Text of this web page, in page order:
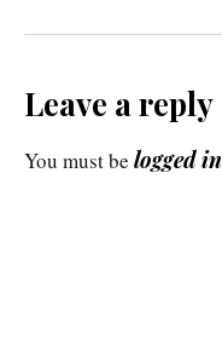
Leave a reply
You must be logged in